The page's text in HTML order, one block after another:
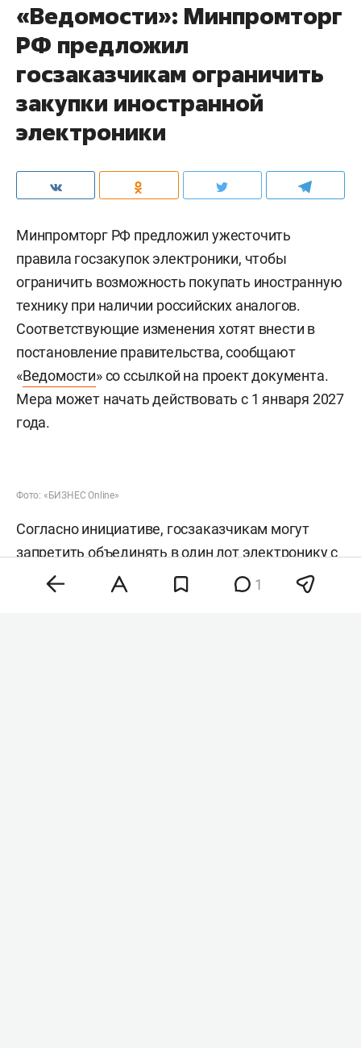
«Ведомости»: Минпромторг
РФ предложил
госзаказчикам ограничить
закупки иностранной
электроники
Минпромторг РФ предложил ужесточить
правила госзакупок электроники, чтобы
ограничить возможность покупать иностранную
технику при наличии российских аналогов.
Соответствующие изменения хотят внести в
постановление правительства, сообщают
«Ведомости» со ссылкой на проект документа.
Мера может начать действовать с 1 января 2027
года.
Фото: «БИЗНЕС Online»
Согласно инициативе, госзаказчикам могут
запретить объединять в один лот электронику с
разным режимом допуска. Речь идет о случаях,
когда вместе закупаются товары, имеющие
1